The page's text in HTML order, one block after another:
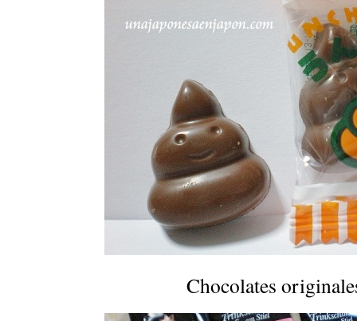
Chocolates